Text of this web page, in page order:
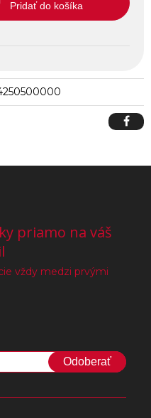
Pridať do košíka
priamo na váš
vždy medzi prvými
Odoberať